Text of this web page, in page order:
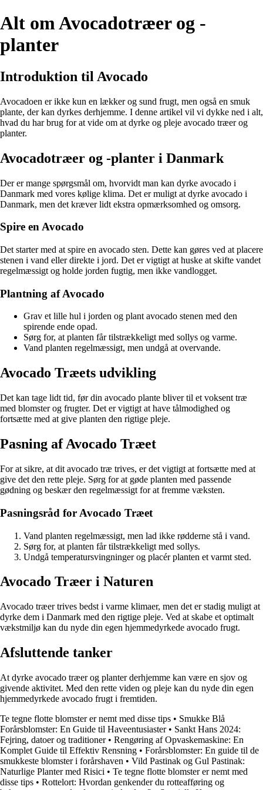
Alt om Avocadotræer og -
planter
Introduktion til Avocado
Avocadoen er ikke kun en lækker og sund frugt, men også en smuk
plante, der kan dyrkes derhjemme. I denne artikel vil vi dykke ned i alt,
hvad du har brug for at vide om at dyrke og pleje avocado træer og
planter.
Avocadotræer og -planter i Danmark
Der er mange spørgsmål om, hvorvidt man kan dyrke avocado i
Danmark med vores kølige klima. Det er muligt at dyrke avocado i
Danmark, men det kræver lidt ekstra opmærksomhed og omsorg.
Spire en Avocado
Det starter med at spire en avocado sten. Dette kan gøres ved at placere
stenen i vand eller direkte i jord. Det er vigtigt at huske at skifte vandet
regelmæssigt og holde jorden fugtig, men ikke vandlogget.
Plantning af Avocado
Grav et lille hul i jorden og plant avocado stenen med den
spirende ende opad.
Sørg for, at planten får tilstrækkeligt med sollys og varme.
Vand planten regelmæssigt, men undgå at overvande.
Avocado Træets udvikling
Det kan tage lidt tid, før din avocado plante bliver til et voksent træ
med blomster og frugter. Det er vigtigt at have tålmodighed og
fortsætte med at give planten den rigtige pleje.
Pasning af Avocado Træet
For at sikre, at dit avocado træ trives, er det vigtigt at fortsætte med at
give det den rette pleje. Sørg for at gøde planten med passende
gødning og beskær den regelmæssigt for at fremme væksten.
Pasningsråd for Avocado Træet
Vand planten regelmæssigt, men lad ikke rødderne stå i vand.
Sørg for, at planten får tilstrækkeligt med sollys.
Undgå temperatursvingninger og placér planten et varmt sted.
Avocado Træer i Naturen
Avocado træer trives bedst i varme klimaer, men det er stadig muligt at
dyrke dem i Danmark med den rigtige pleje. Ved at skabe et optimalt
vækstmiljø kan du nyde din egen hjemmedyrkede avocado frugt.
Afsluttende tanker
At dyrke avocado træer og planter derhjemme kan være en sjov og
givende aktivitet. Med den rette viden og pleje kan du nyde din egen
hjemmedyrkede avocado frugt i fremtiden.
Te tegne flotte blomster er nemt med disse tips • Smukke Blå
Forårsblomster: En Guide til Haveentusiaster• Sankt Hans 2024:
Fejring, datoer og traditioner• Rengøring af Opvaskemaskine: En
Komplet Guide til Effektiv Rensning • Forårsblomster: En guide til de
smukkeste blomster i forårshaven • Vild Pastinak og Gul Pastinak:
Naturlige Planter med Risici • Te tegne flotte blomster er nemt med
disse tips • Rottelort: Hvordan genkender du rotteafføring og